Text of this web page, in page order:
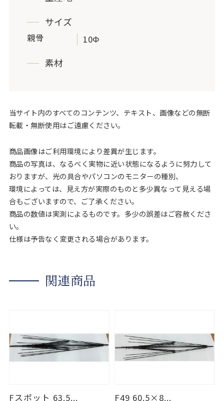
サイズ
親骨 10Φ
素材
当サイト内のすべてのコンテンツ、テキスト、画像などの無断
転載・無断使用はご遠慮ください。
商品画像はご利用環境により差異が生じます。
商品の写真は、なるべく実物に近い状態になるように努力して
おりますが、光の具合やパソコンのモニターの種別、
環境によっては、見え方が実際のものと多少異なって見える場
合もございますので、ご了承ください。
商品の数値は実測によるものです。多少の誤差はご容赦くださ
い。
仕様は予告なく変更される場合があります。
関連商品
Fスポット 63.5... F49 60.5×8...